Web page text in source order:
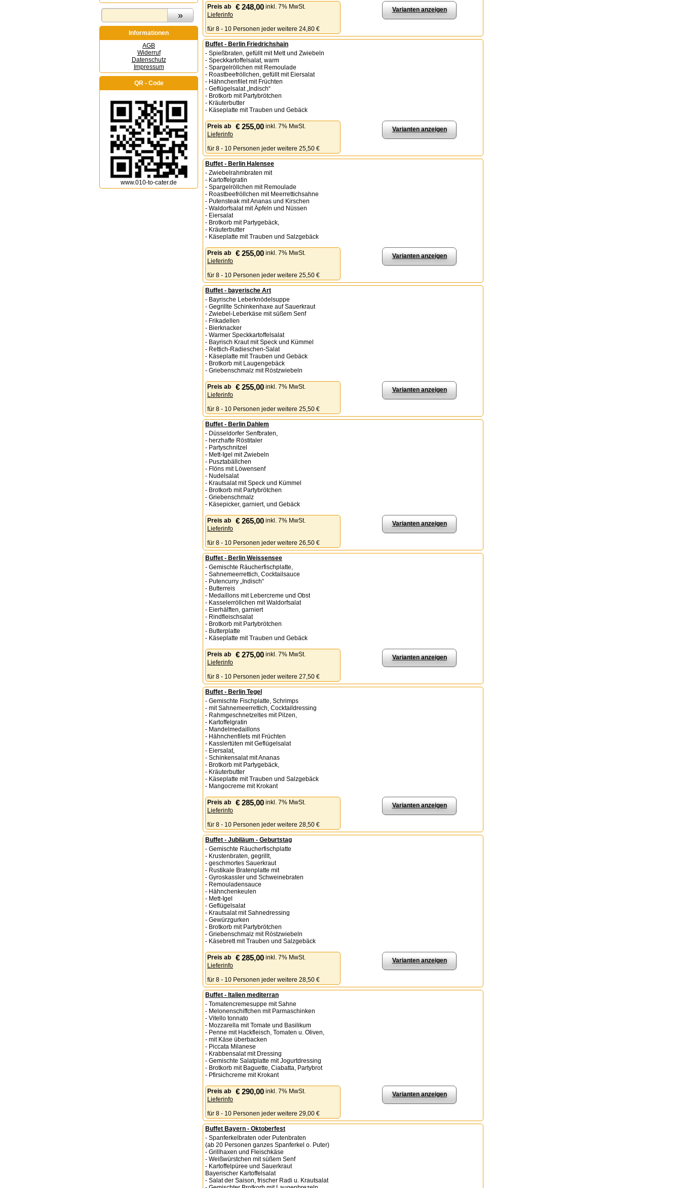
Informationen
AGB
Widerruf
Datenschutz
Impressum
QR - Code
www.010-to-cater.de
Preis ab € 248,00 inkl. 7% MwSt.
Lieferinfo
für 8 - 10 Personen jeder weitere 24,80 €
Varianten anzeigen
Buffet - Berlin Friedrichshain
- Spießbraten, gefüllt mit Mett und Zwiebeln
- Speckkartoffelsalat, warm
- Spargelröllchen mit Remoulade
- Roastbeefröllchen, gefüllt mit Eiersalat
- Hähnchenfilet mit Früchten
- Geflügelsalat „Indisch“
- Brotkorb mit Partybrötchen
- Kräuterbutter
- Käseplatte mit Trauben und Gebäck
Preis ab € 255,00 inkl. 7% MwSt.
Lieferinfo
für 8 - 10 Personen jeder weitere 25,50 €
Varianten anzeigen
Buffet - Berlin Halensee
- Zwiebelrahmbraten mit
- Kartoffelgratin
- Spargelröllchen mit Remoulade
- Roastbeefröllchen mit Meerrettichsahne
- Putensteak mit Ananas und Kirschen
- Waldorfsalat mit Äpfeln und Nüssen
- Eiersalat
- Brotkorb mit Partygebäck,
- Kräuterbutter
- Käseplatte mit Trauben und Salzgebäck
Preis ab € 255,00 inkl. 7% MwSt.
Lieferinfo
für 8 - 10 Personen jeder weitere 25,50 €
Varianten anzeigen
Buffet - bayerische Art
- Bayrische Leberknödelsuppe
- Gegrillte Schinkenhaxe auf Sauerkraut
- Zwiebel-Leberkäse mit süßem Senf
- Frikadellen
- Bierknacker
- Warmer Speckkartoffelsalat
- Bayrisch Kraut mit Speck und Kümmel
- Rettich-Radieschen-Salat
- Käseplatte mit Trauben und Gebäck
- Brotkorb mit Laugengebäck
- Griebenschmalz mit Röstzwiebeln
Preis ab € 255,00 inkl. 7% MwSt.
Lieferinfo
für 8 - 10 Personen jeder weitere 25,50 €
Varianten anzeigen
Buffet - Berlin Dahlem
- Düsseldorfer Senfbraten,
- herzhafte Röstitaler
- Partyschnitzel
- Mett-Igel mit Zwiebeln
- Pusztabällchen
- Flöns mit Löwensenf
- Nudelsalat
- Krautsalat mit Speck und Kümmel
- Brotkorb mit Partybrötchen
- Griebenschmalz
- Käsepicker, garniert, und Gebäck
Preis ab € 265,00 inkl. 7% MwSt.
Lieferinfo
für 8 - 10 Personen jeder weitere 26,50 €
Varianten anzeigen
Buffet - Berlin Weissensee
- Gemischte Räucherfischplatte,
- Sahnemeerrettich, Cocktailsauce
- Putencurry „Indisch“
- Butterreis
- Medaillons mit Lebercreme und Obst
- Kasselerröllchen mit Waldorfsalat
- Eierhälften, garniert
- Rindfleischsalat
- Brotkorb mit Partybrötchen
- Butterplatte
- Käseplatte mit Trauben und Gebäck
Preis ab € 275,00 inkl. 7% MwSt.
Lieferinfo
für 8 - 10 Personen jeder weitere 27,50 €
Varianten anzeigen
Buffet - Berlin Tegel
- Gemischte Fischplatte, Schrimps
- mit Sahnemeerrettich, Cocktaildressing
- Rahmgeschnetzeltes mit Pilzen,
- Kartoffelgratin
- Mandelmedaillons
- Hähnchenfilets mit Früchten
- Kasslertüten mit Geflügelsalat
- Eiersalat,
- Schinkensalat mit Ananas
- Brotkorb mit Partygebäck,
- Kräuterbutter
- Käseplatte mit Trauben und Salzgebäck
- Mangocreme mit Krokant
Preis ab € 285,00 inkl. 7% MwSt.
Lieferinfo
für 8 - 10 Personen jeder weitere 28,50 €
Varianten anzeigen
Buffet - Jubiläum - Geburtstag
- Gemischte Räucherfischplatte
- Krustenbraten, gegrillt,
- geschmortes Sauerkraut
- Rustikale Bratenplatte mit
- Gyroskassler und Schweinebraten
- Remouladensauce
- Hähnchenkeulen
- Mett-Igel
- Geflügelsalat
- Krautsalat mit Sahnedressing
- Gewürzgurken
- Brotkorb mit Partybrötchen
- Griebenschmalz mit Röstzwiebeln
- Käsebrett mit Trauben und Salzgebäck
Preis ab € 285,00 inkl. 7% MwSt.
Lieferinfo
für 8 - 10 Personen jeder weitere 28,50 €
Varianten anzeigen
Buffet - Italien me­di­ter­ran
- Tomatencremesuppe mit Sahne
- Melonenschiffchen mit Parmaschinken
- Vitello tonnato
- Mozzarella mit Tomate und Basilikum
- Penne mit Hackfleisch, Tomaten u. Oliven,
- mit Käse überbacken
- Piccata Milanese
- Krabbensalat mit Dressing
- Gemischte Salatplatte mit Jogurtdressing
- Brotkorb mit Baguette, Ciabatta, Partybrot
- Pfirsichcreme mit Krokant
Preis ab € 290,00 inkl. 7% MwSt.
Lieferinfo
für 8 - 10 Personen jeder weitere 29,00 €
Varianten anzeigen
Buffet Bayern - Oktoberfest
- Spanferkelbraten oder Putenbraten
(ab 20 Personen ganzes Spanferkel o. Puter)
- Grillhaxen und Fleischkäse
- Weißwürstchen mit süßem Senf
- Kartoffelpüree und Sauerkraut
Bayerischer Kartoffelsalat
- Salat der Saison, frischer Radi u. Krautsalat